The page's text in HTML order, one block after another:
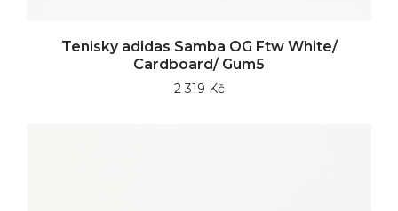
Tenisky adidas Samba OG Ftw White/
Cardboard/ Gum5
2 319 Kč